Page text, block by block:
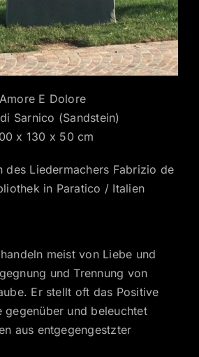
Amore E Dolore
Sarnico (Sandstein)
x 130 x 50 cm
des Liedermachers Fabrizio de
in Paratico / Italien
meist von Liebe und
und Trennung von
Er stellt oft das Positive
gegenüber und beleuchtet
aus entgegengestzter